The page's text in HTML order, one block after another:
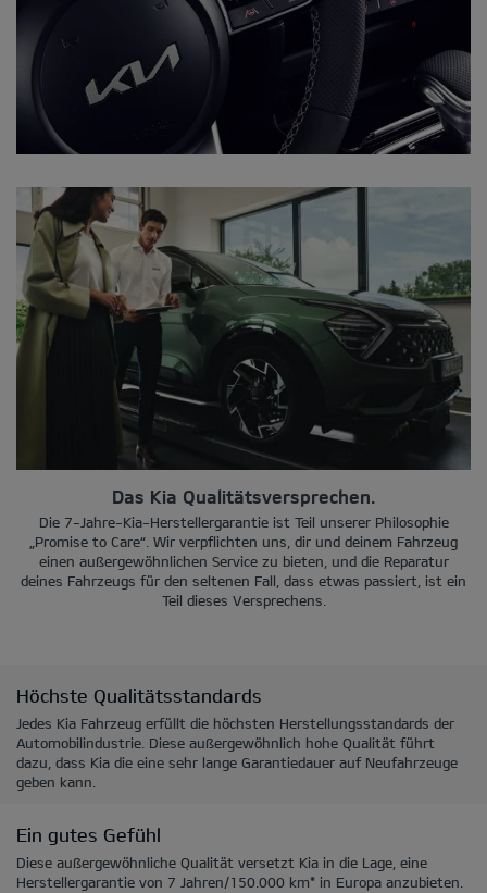
Das Kia Qualitätsversprechen.
Die 7-Jahre-Kia-Herstellergarantie ist Teil unserer Philosophie
„Promise to Care“. Wir verpflichten uns, dir und deinem Fahrzeug
einen außergewöhnlichen Service zu bieten, und die Reparatur
deines Fahrzeugs für den seltenen Fall, dass etwas passiert, ist ein
Teil dieses Versprechens.
Höchste Qualitätsstandards
Jedes Kia Fahrzeug erfüllt die höchsten Herstellungsstandards der
Automobilindustrie. Diese außergewöhnlich hohe Qualität führt
dazu, dass Kia die eine sehr lange Garantiedauer auf Neufahrzeuge
geben kann.
Ein gutes Gefühl
Diese außergewöhnliche Qualität versetzt Kia in die Lage, eine
Herstellergarantie von 7 Jahren/150.000 km* in Europa anzubieten.